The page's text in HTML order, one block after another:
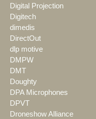
Digital Projection
Digitech
dimedis
DirectOut
dlp motive
DMPW
DMT
Doughty
DPA Microphones
DPVT
Droneshow Alliance